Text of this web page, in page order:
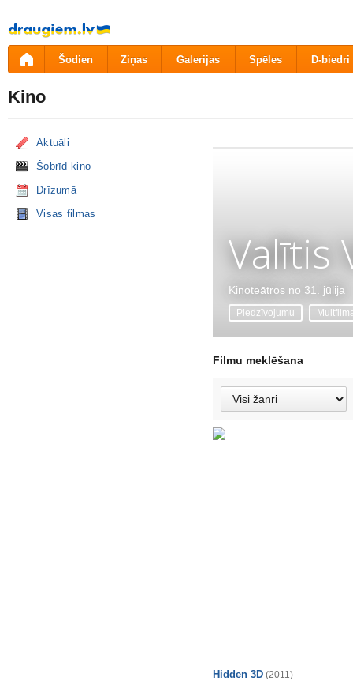
Pāriet
uz
saturu
Šodien Ziņas Galerijas Spēles D-biedri
Kino
Aktuāli
Šobrīd kino
Drīzumā
Visas filmas
Valītis
Kinoteātros no 31. jūlija
Piedzīvojumu
Filmu meklēšana
Hidden 3D (2011)